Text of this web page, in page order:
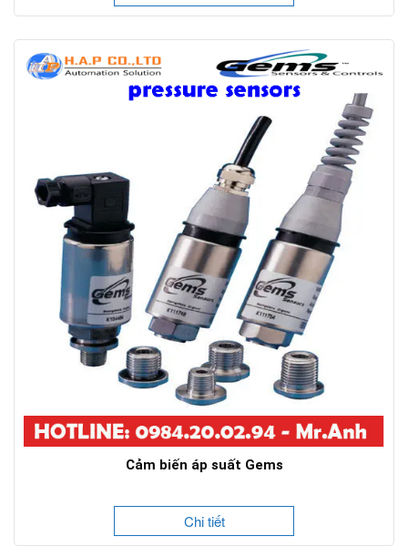
Cảm biến áp suất Gems
Chi tiết